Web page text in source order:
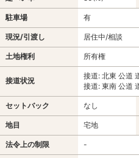
駐車場 有
現況/引渡し 居住中/相談
土地権利 所有権
接道状況
接道: 北東 公道
接道: 東南 公道
セットバック なし
地目 宅地
法令上の制限 -